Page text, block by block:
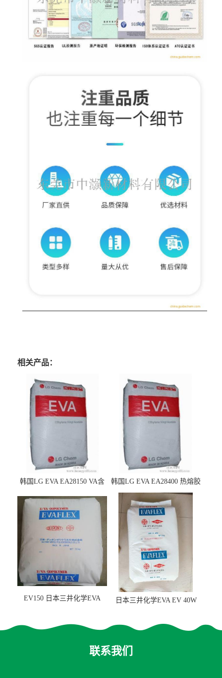
相关产品：
韩国LG EVA EA28150 VA含
韩国LG EVA EA28400 热熔胶
级 VA含量28 熔指400
EV150 日本三井化学EVA
日本三井化学EVA EV 40W
联系我们